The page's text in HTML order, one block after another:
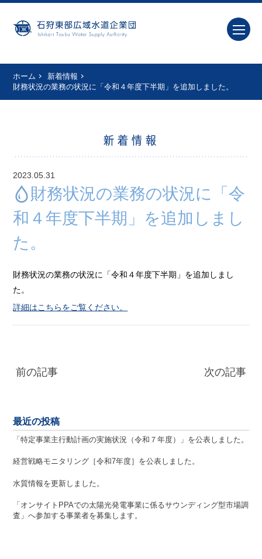
ホーム
新着情報
財務状況の業務の状況に「令和４年度下半期」を追加しました。
新着情報
2023.05.31
財務状況の業務の状況に「令
和４年度下半期」を追加しまし
た。
財務状況の業務の状況に「令和４年度下半期」を追加しまし
た。
詳細はこちらをご覧ください。
前の記事 次の記事
最近の投稿
「特定事業主行動計画の実施状況（令和７年度）」を公表しました。
経営戦略モニタリング［令和7年度］を公表しました。
水質情報を更新しました。
「オンサイトPPAでの太陽光発電事業に係るサウンディング型市場調
査」へ参加する事業者を募集します。